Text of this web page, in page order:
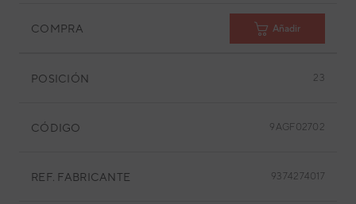
COMPRA Añadir
POSICIÓN 23
CÓDIGO 9AGF02702
REF. FABRICANTE 9374274017